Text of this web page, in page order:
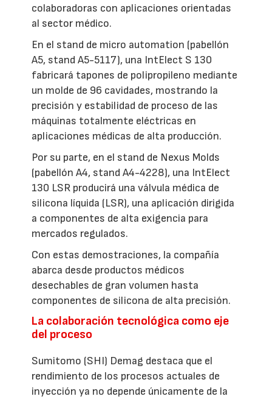
colaboradoras con aplicaciones orientadas
al sector médico.
En el stand de micro automation (pabellón
A5, stand A5-5117), una IntElect S 130
fabricará tapones de polipropileno mediante
un molde de 96 cavidades, mostrando la
precisión y estabilidad de proceso de las
máquinas totalmente eléctricas en
aplicaciones médicas de alta producción.
Por su parte, en el stand de Nexus Molds
(pabellón A4, stand A4-4228), una IntElect
130 LSR producirá una válvula médica de
silicona líquida (LSR), una aplicación dirigida
a componentes de alta exigencia para
mercados regulados.
Con estas demostraciones, la compañía
abarca desde productos médicos
desechables de gran volumen hasta
componentes de silicona de alta precisión.
La colaboración tecnológica como eje
del proceso
Sumitomo (SHI) Demag destaca que el
rendimiento de los procesos actuales de
inyección ya no depende únicamente de la